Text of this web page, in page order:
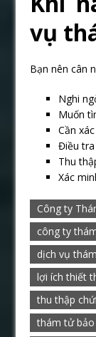
vụ
Bạn nên cân
Nghi
Muốn
Cần
Điều tra
Thu
Xác
Công ty
công ty
dịch vụ
lợi ích thiết
thu thập
thám tử